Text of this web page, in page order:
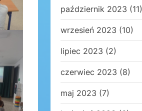
październik 2023 (11)
wrzesień 2023 (10)
lipiec 2023 (2)
czerwiec 2023 (8)
maj 2023 (7)